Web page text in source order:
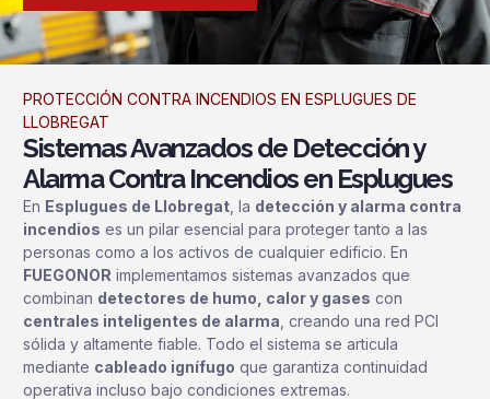
PROTECCIÓN CONTRA INCENDIOS EN ESPLUGUES DE
LLOBREGAT
Sistemas Avanzados de Detección y
Alarma Contra Incendios en Esplugues
En Esplugues de Llobregat , la detección y alarma contra
incendios es un pilar esencial para proteger tanto a las
personas como a los activos de cualquier edificio. En
FUEGONOR implementamos sistemas avanzados que
combinan detectores de humo, calor y gases con
centrales inteligentes de alarma , creando una red PCI
sólida y altamente fiable. Todo el sistema se articula
mediante cableado ignífugo que garantiza continuidad
operativa incluso bajo condiciones extremas.